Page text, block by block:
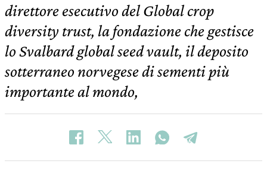
direttore esecutivo del Global crop
diversity trust, la fondazione che gestisce
lo Svalbard global seed vault, il deposito
sotterraneo norvegese di sementi più
importante al mondo,